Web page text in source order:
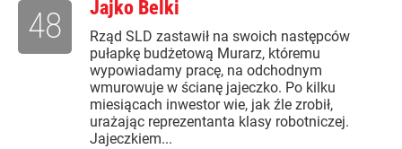
Jajko Belki
Rząd SLD zastawił na swoich następców
pułapkę budżetową Murarz, któremu
wypowiadamy pracę, na odchodnym
wmurowuje w ścianę jajeczko. Po kilku
miesiącach inwestor wie, jak źle zrobił,
urażając reprezentanta klasy robotniczej.
Jajeczkiem...
48